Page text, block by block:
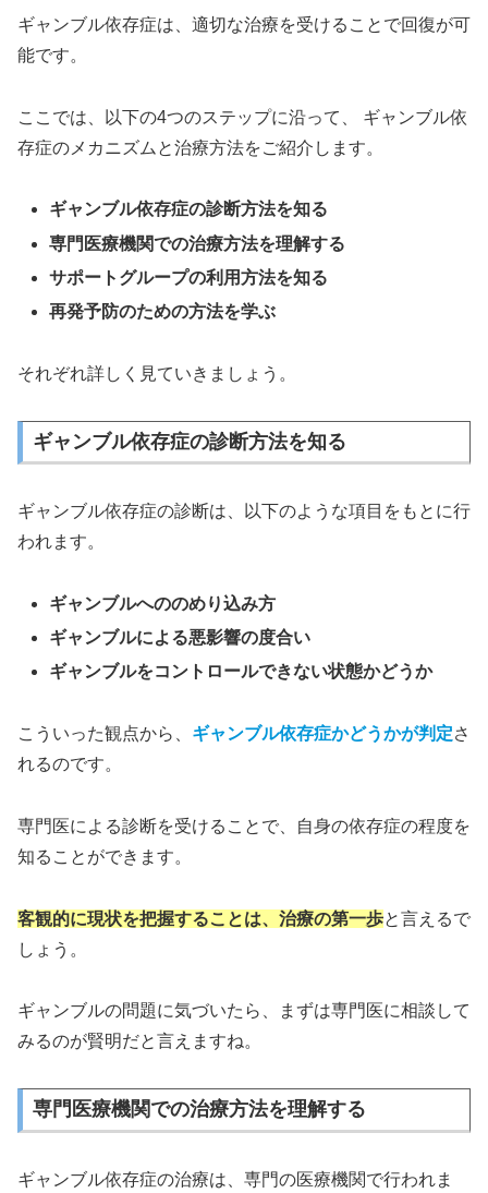
ギャンブル依存症は、適切な治療を受けることで回復が可
能です。
ここでは、以下の4つのステップに沿って、 ギャンブル依
存症のメカニズムと治療方法をご紹介します。
ギャンブル依存症の診断方法を知る
専門医療機関での治療方法を理解する
サポートグループの利用方法を知る
再発予防のための方法を学ぶ
それぞれ詳しく見ていきましょう。
ギャンブル依存症の診断方法を知る
ギャンブル依存症の診断は、以下のような項目をもとに行
われます。
ギャンブルへののめり込み方
ギャンブルによる悪影響の度合い
ギャンブルをコントロールできない状態かどうか
こういった観点から、 ギャンブル依存症かどうかが判定さ
れるのです。
専門医による診断を受けることで、自身の依存症の程度を
知ることができます。
客観的に現状を把握することは、治療の第一歩と言えるで
しょう。
ギャンブルの問題に気づいたら、まずは専門医に相談して
みるのが賢明だと言えますね。
専門医療機関での治療方法を理解する
ギャンブル依存症の治療は、専門の医療機関で行われま